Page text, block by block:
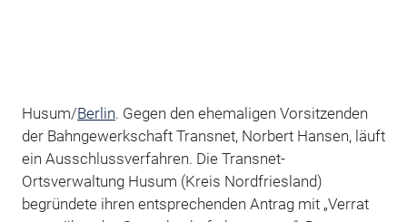
Husum/Berlin. Gegen den ehemaligen Vorsitzenden
der Bahngewerkschaft Transnet, Norbert Hansen, läuft
ein Ausschlussverfahren. Die Transnet-
Ortsverwaltung Husum (Kreis Nordfriesland)
begründete ihren entsprechenden Antrag mit „Verrat